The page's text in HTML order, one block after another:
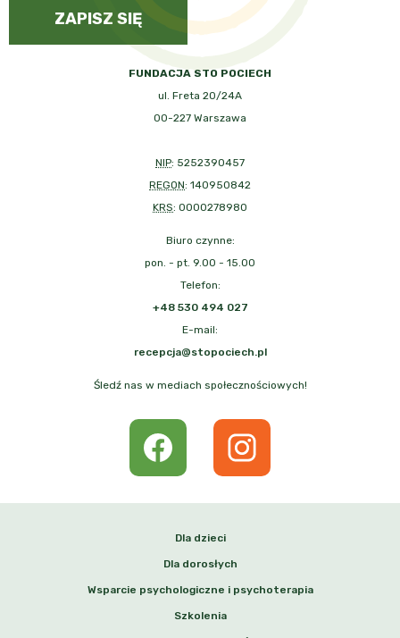
ZAPISZ SIĘ
FUNDACJA STO POCIECH
ul. Freta 20/24A
00-227 Warszawa
NIP: 5252390457
REGON: 140950842
KRS: 0000278980
Biuro czynne:
pon. - pt. 9.00 - 15.00
Telefon:
+48 530 494 027
E-mail:
recepcja@stopociech.pl
Śledź nas w mediach społecznościowych!
Dla dzieci
Dla dorosłych
Wsparcie psychologiczne i psychoterapia
Szkolenia